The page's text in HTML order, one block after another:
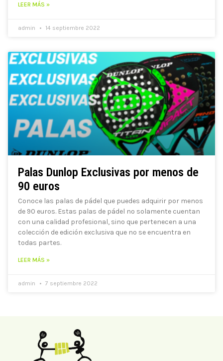
LEER MÁS »
admin 14 septiembre 2022
Palas Dunlop Exclusivas por menos de
90 euros
Conoce las palas de pádel que puedes adquirir por menos
de 90 euros. Estas palas de pádel no solamente cuentan
con una calidad profesional, sino que pertenecen a una
colección de edición exclusiva que no se encuentra en
todas partes.
LEER MÁS »
admin 7 septiembre 2022